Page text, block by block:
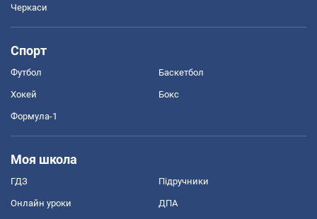
Черкаси
Спорт
Футбол Баскетбол
Хокей Бокс
Формула-1
Моя школа
ГДЗ Підручники
Онлайн уроки ДПА